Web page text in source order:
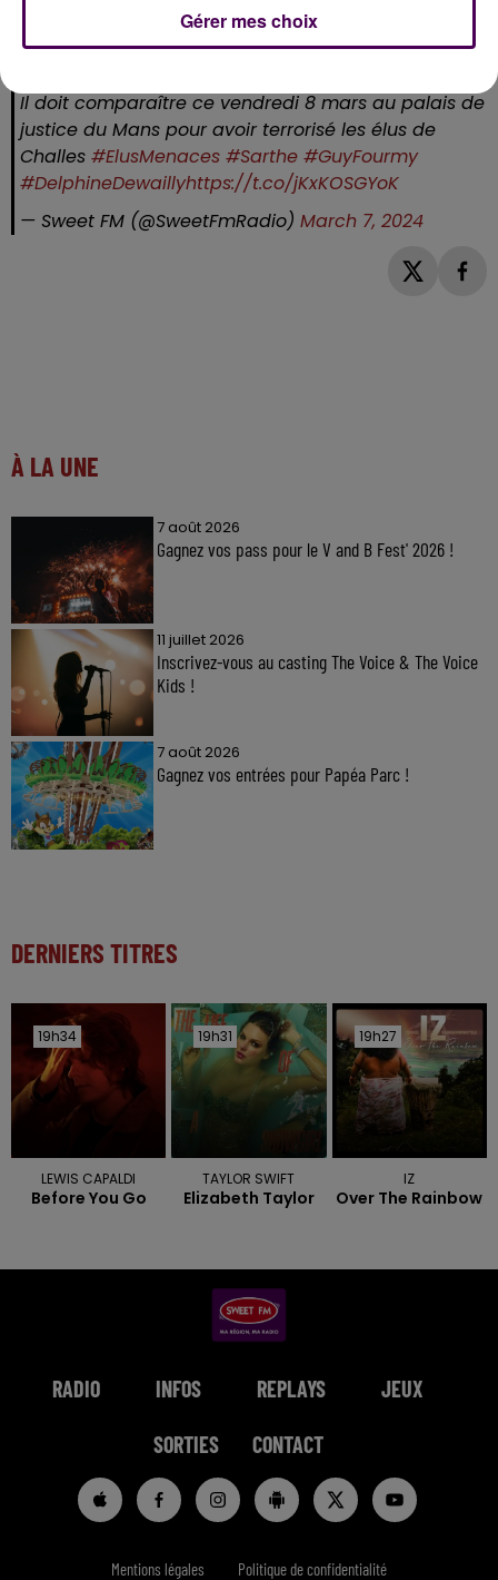
... A LIRE AUSSI :
Il doit comparaître ce vendredi 8 mars au palais de
justice du Mans pour avoir terrorisé les élus de
Challes #ElusMenaces #Sarthe #GuyFourmy
#DelphineDewaillyhttps://t.co/jKxKOSGYoK
— Sweet FM (@SweetFmRadio) March 7, 2024
À LA UNE
7 août 2026
Gagnez vos pass pour le V and B Fest' 2026 !
11 juillet 2026
Inscrivez-vous au casting The Voice & The Voice
Kids !
7 août 2026
Gagnez vos entrées pour Papéa Parc !
DERNIERS TITRES
19h34
19h34
LEWIS CAPALDI
Before You Go
19h31
19h31
TAYLOR SWIFT
Elizabeth Taylor
19h27
19h27
IZ
Over The Rainbow
RADIO INFOS REPLAYS JEUX
SORTIES CONTACT
Mentions légales Politique de confidentialité
Gérer mes choix